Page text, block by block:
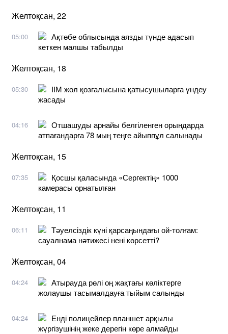
Желтоқсан, 22
05:00
Ақтөбе облысында аязды түнде адасып
кеткен малшы табылды
Желтоқсан, 18
05:30
ІІМ жол қозғалысына қатысушыларға үндеу
жасады
04:16
Отшашуды арнайы белгіленген орындарда
атпағандарға 78 мың теңге айыппұл салынады
Желтоқсан, 15
07:35
Қосшы қаласында «Сергектің» 1000
камерасы орнатылған
Желтоқсан, 11
06:11
Тәуелсіздік күні қарсаңындағы ой-толғам:
сауалнама нәтижесі нені көрсетті?
Желтоқсан, 04
04:24
Атырауда рөлі оң жақтағы көліктерге
жолаушы тасымалдауға тыйым салынды
04:24
Енді полицейлер планшет арқылы
жүргізушінің жеке дерегін көре алмайды